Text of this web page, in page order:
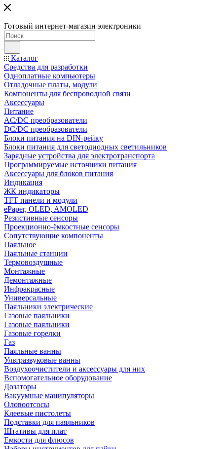
Готовый интернет-магазин электроники
Каталог
Средства для разработки
Одноплатные компьютеры
Отладочные платы, модули
Компоненты для беспроводной связи
Аксессуары
Питание
AC/DC преобразователи
DC/DC преобразователи
Блоки питания на DIN-рейку
Блоки питания для светодиодных светильников
Зарядные устройства для электротранспорта
Программируемые источники питания
Аксессуары для блоков питания
Индикация
ЖК индикаторы
TFT панели и модули
ePaper, OLED, AMOLED
Резистивные сенсоры
Проекционно-ёмкостные сенсоры
Сопутствующие компоненты
Паяльное
Паяльные станции
Термовоздушные
Монтажные
Демонтажные
Инфракрасные
Универсальные
Паяльники электрические
Газовые паяльники
Газовые паяльники
Газовые горелки
Газ
Паяльные ванны
Ультразвуковые ванны
Воздухоочистители и аксессуары для них
Вспомогательное оборудование
Дозаторы
Вакуумные манипуляторы
Оловоотсосы
Клеевые пистолеты
Подставки для паяльников
Штативы для плат
Емкости для флюсов